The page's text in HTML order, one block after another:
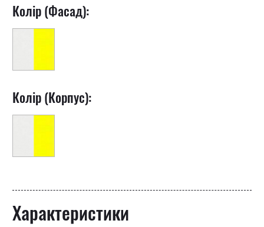
Колір (Фасад):
Колір (Корпус):
Характеристики